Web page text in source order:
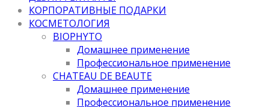
КОРПОРАТИВНЫЕ ПОДАРКИ
КОСМЕТОЛОГИЯ
BIOPHYTO
Домашнее применение
Профессиональное применение
CHATEAU DE BEAUTE
Домашнее применение
Профессиональное применение